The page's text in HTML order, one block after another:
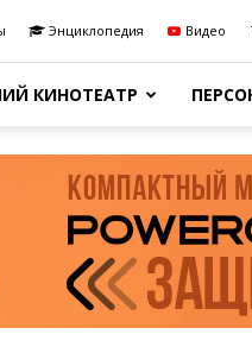
Энциклопедия Видео
КИНОТЕАТР